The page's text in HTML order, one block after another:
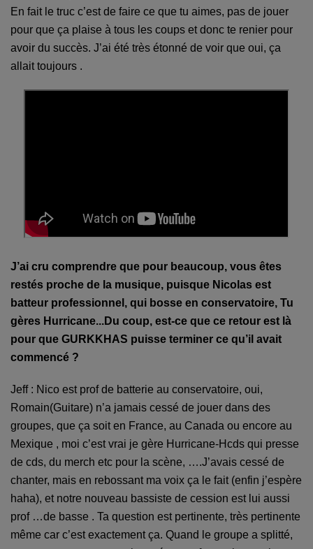
En fait le truc c’est de faire ce que tu aimes, pas de jouer
pour que ça plaise à tous les coups et donc te renier pour
avoir du succès. J’ai été très étonné de voir que oui, ça
allait toujours .
J’ai cru comprendre que pour beaucoup, vous êtes
restés proche de la musique, puisque Nicolas est
batteur professionnel, qui bosse en conservatoire, Tu
gères Hurricane...Du coup, est-ce que ce retour est là
pour que GURKKHAS puisse terminer ce qu’il avait
commencé ?
Jeff : Nico est prof de batterie au conservatoire, oui,
Romain(Guitare) n’a jamais cessé de jouer dans des
groupes, que ça soit en France, au Canada ou encore au
Mexique , moi c’est vrai je gère Hurricane-Hcds qui presse
de cds, du merch etc pour la scène, ….J’avais cessé de
chanter, mais en rebossant ma voix ça le fait (enfin j’espère
haha), et notre nouveau bassiste de cession est lui aussi
prof …de basse . Ta question est pertinente, très pertinente
même car c’est exactement ça. Quand le groupe a splitté,